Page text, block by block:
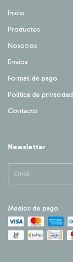
Inicio
Productos
Nosotros
Envíos
Formas de pago
Política de privacidad
Contacto
Newsletter
Medios de pago